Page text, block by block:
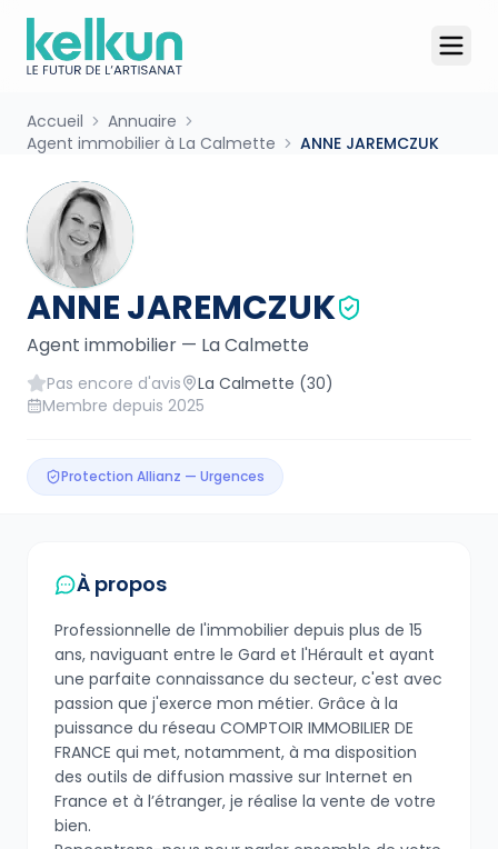
Accueil
Annuaire
Agent immobilier à La Calmette
ANNE JAREMCZUK
ANNE JAREMCZUK
Agent immobilier — La Calmette
Pas encore d'avis La Calmette (30)
Membre depuis 2025
Protection Allianz — Urgences
À propos
Professionnelle de l'immobilier depuis plus de 15
ans, naviguant entre le Gard et l'Hérault et ayant
une parfaite connaissance du secteur, c'est avec
passion que j'exerce mon métier. Grâce à la
puissance du réseau COMPTOIR IMMOBILIER DE
FRANCE qui met, notamment, à ma disposition
des outils de diffusion massive sur Internet en
France et à l’étranger, je réalise la vente de votre
bien.